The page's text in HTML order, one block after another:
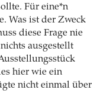
Für eine*n
Was ist der Zweck
diese Frage nie
ausgestellt
hier wie ein
nicht einmal über